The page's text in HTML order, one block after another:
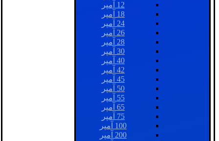
12 آمپر
18 آمپر
24 آمپر
26 آمپر
28 آمپر
30 آمپر
40 آمپر
42 آمپر
45 آمپر
50 آمپر
55 آمپر
65 آمپر
75 آمپر
100 آمپر
200 آمپر